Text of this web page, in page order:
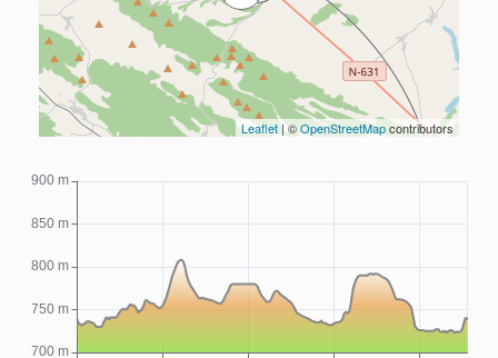
Leaflet | ©OpenStreetMapcontributors